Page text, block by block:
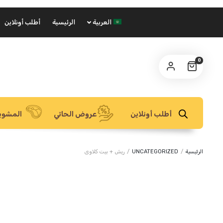
العربية الرئيسية أطلب أونلاين
0
أطلب أونلاين عروض الحاتي
الرئيسية /
UNCATEGORIZED
/ ريش + بيت كلاوى